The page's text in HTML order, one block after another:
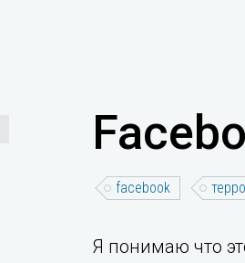
facebook
Я понимаю что